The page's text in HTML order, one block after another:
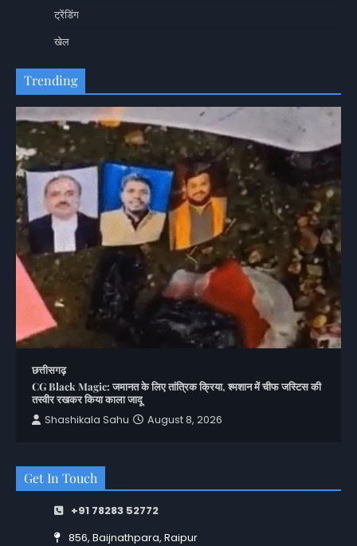
ट्रेंडिंग
खेल
Trending
छत्तीसगढ़
CG Black Magic: जमानत के लिए तांत्रिक क्रिया, श्मशान में चीफ जस्टिस की
तस्वीर रखकर किया काला जादू
Shashikala Sahu
August 8, 2026
Get In Touch
+91 78283 52772
856, Baijnathpara, Raipur